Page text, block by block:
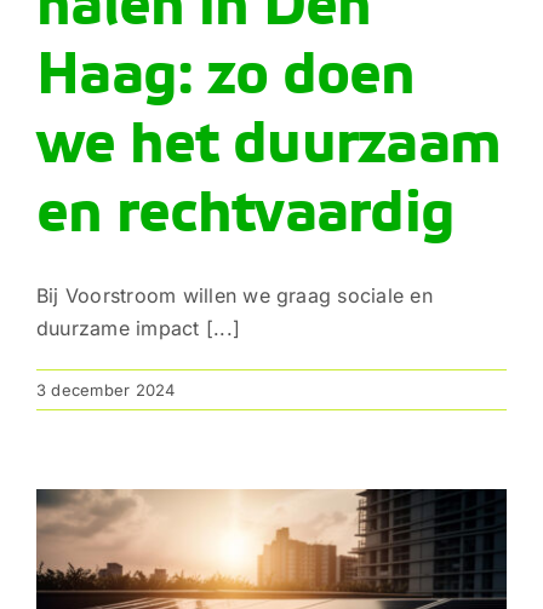
Haag: zo doen
we het duurzaam
en rechtvaardig
Bij Voorstroom willen we graag sociale en
duurzame impact [...]
3 december 2024